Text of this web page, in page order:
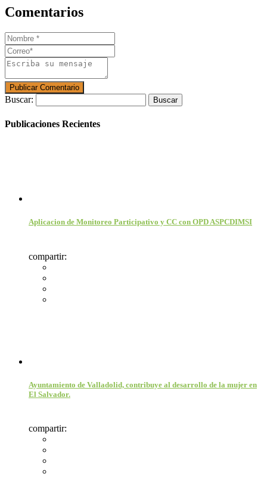
Comentarios
Buscar:
Publicaciones Recientes
Aplicacion de Monitoreo Participativo y CC con OPD ASPCDIMSI
compartir:
Ayuntamiento de Valladolid, contribuye al desarrollo de la mujer en
El Salvador.
compartir: